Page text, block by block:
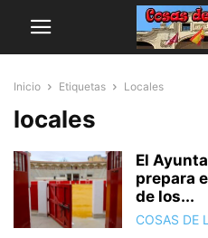
Inicio Etiquetas Locales
locales
El
prepara
de los...
COSAS DE